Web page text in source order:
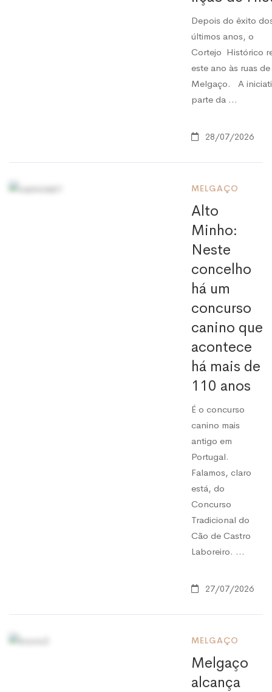
Depois do êxito
últimos anos, o
Cortejo Histórico
este ano às ruas de
Melgaço. A
parte da …
28/07/2026
MELGAÇO
Alto
Minho:
Neste
concelho
há um
concurso
canino que
acontece
há mais de
110 anos
É o concurso
canino mais
antigo em
Portugal.
Falamos, claro
está, do
Concurso
Tradicional do
Cão de Castro
Laboreiro. …
27/07/2026
MELGAÇO
Melgaço
alcança